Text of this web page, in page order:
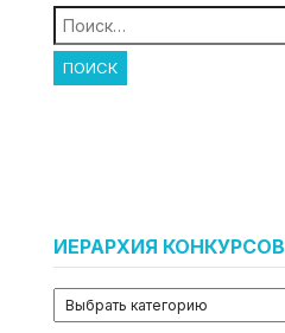
Найти:
ИЕРАРХИЯ КОНКУРСОВ